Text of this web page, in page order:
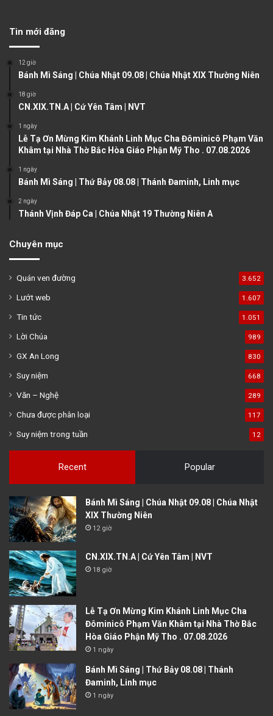
u
p
g
g
Tin mới đăng
12 giờ
Bánh Mì Sáng | Chúa Nhật 09.08 | Chúa Nhật XIX Thường Niên
18 giờ
CN.XIX.TN.A | Cứ Yên Tâm | NVT
1 ngày
Lễ Tạ Ơn Mừng Kim Khánh Linh Mục Cha Đôminicô Phạm Văn
Khâm tại Nhà Thờ Bắc Hòa Giáo Phận Mỹ Tho . 07.08.2026
1 ngày
Bánh Mì Sáng | Thứ Bảy 08.08 | Thánh Đaminh, Linh mục
2 ngày
Thánh Vịnh Đáp Ca | Chúa Nhật 19 Thường Niên A
Chuyên mục
Quán ven đường 3.652
Lướt web 1.607
Tin tức 1.051
Lời Chúa 989
GX An Long 830
Suy niệm 668
Văn – Nghệ 289
Chưa được phân loại 117
Suy niệm trong tuần 12
Recent Popular
Bánh Mì Sáng | Chúa Nhật 09.08 | Chúa Nhật
XIX Thường Niên
12 giờ
CN.XIX.TN.A | Cứ Yên Tâm | NVT
18 giờ
Lễ Tạ Ơn Mừng Kim Khánh Linh Mục Cha
Đôminicô Phạm Văn Khâm tại Nhà Thờ Bắc
Hòa Giáo Phận Mỹ Tho . 07.08.2026
1 ngày
Bánh Mì Sáng | Thứ Bảy 08.08 | Thánh
Đaminh, Linh mục
1 ngày